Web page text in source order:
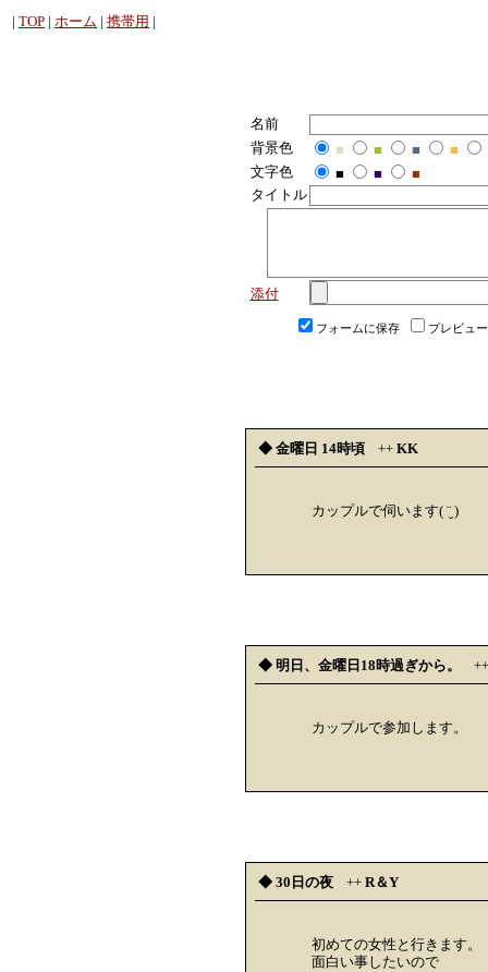
| TOP | ホーム | 携帯用 |
名前
背景色
■ ■ ■ ■
文字色
■ ■
■
タイトル
添付
フォームに保存 プレビュー
◆ 金曜日 14時頃 ++ KK
カップルで伺います( ¨̮ )
◆ 明日、金曜日18時過ぎから。
カップルで参加します。
◆ 30日の夜 ++ R＆Y
初めての女性と行きます。
面白い事したいので